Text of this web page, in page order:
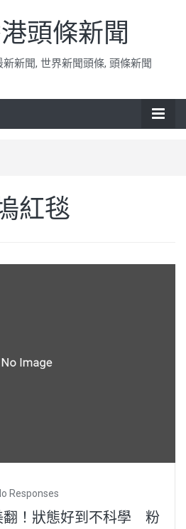
頭條新聞
新聞, 世界新聞頭條, 頭條新聞
紅毯
Responses
翻！狀態好到不科學 粉